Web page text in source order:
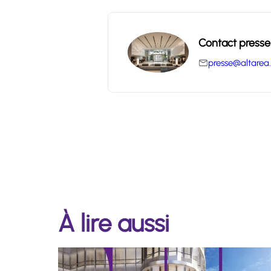
Contact presse
À lire aussi